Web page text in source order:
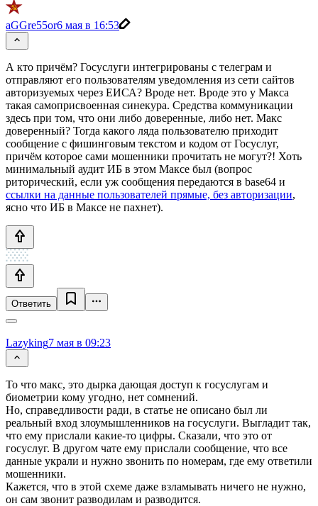
aGGre55or6 мая в 16:53
А кто причём? Госуслуги интегрированы с телеграм и
отправляют его пользователям уведомления из сети сайтов
авторизуемых через ЕИСА? Вроде нет. Вроде это у Макса
такая самоприсвоенная синекура. Средства коммуникации
здесь при том, что они либо доверенные, либо нет. Макс
доверенный? Тогда какого ляда пользователю приходит
сообщение с фишинговым текстом и кодом от Госуслуг,
причём которое сами мошенники прочитать не могут?! Хоть
минимальный аудит ИБ в этом Максе был (вопрос
риторический, если уж сообщения передаются в base64 и
ссылки на данные пользователей прямые, без авторизации,
ясно что ИБ в Максе не пахнет).
Ответить
Lazyking7 мая в 09:23
То что макс, это дырка дающая доступ к госуслугам и
биометрии кому угодно, нет сомнений.
Но, справедливости ради, в статье не описано был ли
реальный вход злоумышленников на госуслуги. Выгладит так,
что ему прислали какие-то цифры. Сказали, что это от
госуслуг. В другом чате ему прислали сообщение, что все
данные украли и нужно звонить по номерам, где ему ответили
мошенники.
Кажется, что в этой схеме даже взламывать ничего не нужно,
он сам звонит разводилам и разводится.